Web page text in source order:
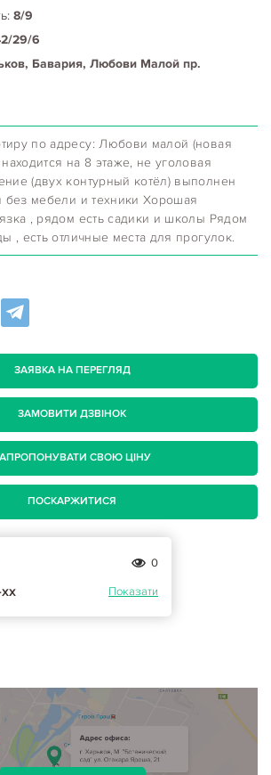
8/9
29/6
Бавария, Любови Малой пр.
по адресу: Любови малой (новая
на 8 этаже, не уголовая
(двух контурный котёл) выполнен
без мебели и техники Хорошая
, рядом есть садики и школы Рядом
, есть отличные места для прогулок.
ЗАЯВКА НА ПЕРЕГЛЯД
ЗАМОВИТИ ДЗВІНОК
СВОЮ ЦІНУ
ПОСКАРЖИТИСЯ
0
Показати